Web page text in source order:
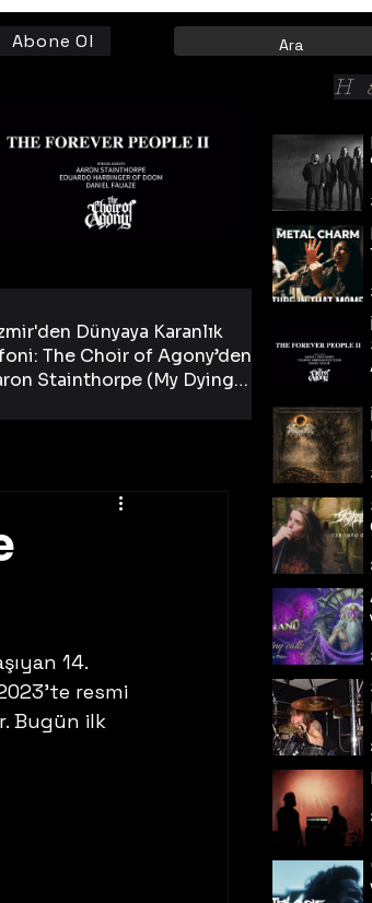
Abone Ol
14.
resmi
Bugün ilk
Dünyaya Karanlık
The Choir of Agony’den
Stainthorpe (My Dying